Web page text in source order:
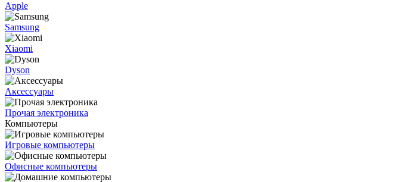
Apple
Samsung
Xiaomi
Dyson
Аксессуары
Прочая электроника
Компьютеры
Игровые компьютеры
Офисные компьютеры